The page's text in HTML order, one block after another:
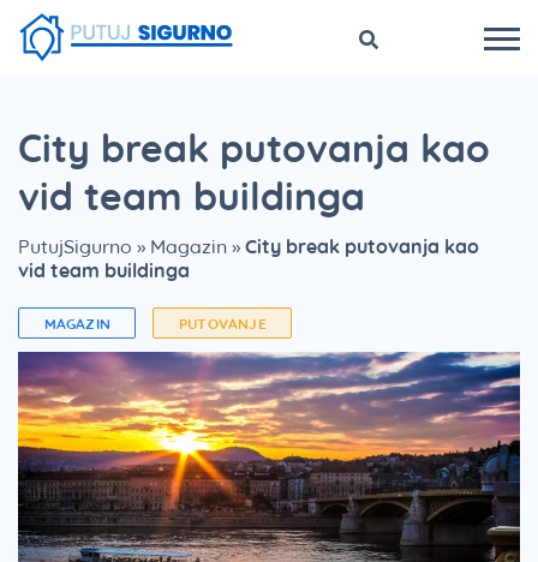
City break putovanja kao
vid team buildinga
PutujSigurno » Magazin » City break putovanja kao
vid team buildinga
MAGAZIN PUTOVANJE